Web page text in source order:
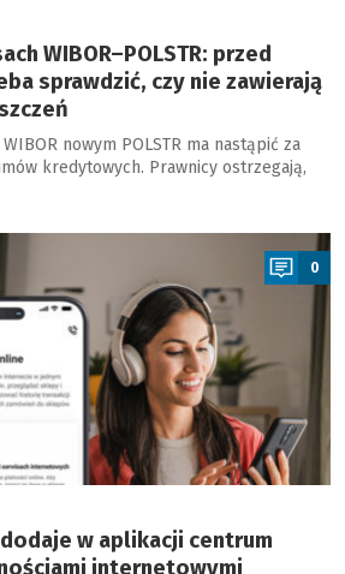
WIBOR–POLSTR: przed
sprawdzić, czy nie zawierają
nowym POLSTR ma nastąpić za
kredytowych. Prawnicy ostrzegają,
0
w aplikacji centrum
internetowymi